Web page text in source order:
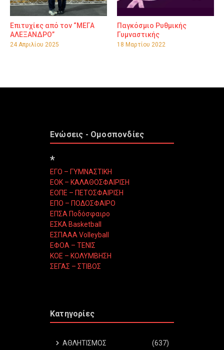
Επιτυχίες από τον “ΜΕΓΑ
ΑΛΕΞΑΝΔΡΟ”
24 Απριλίου 2025
Παγκόσμιο Ρυθμικής
Γυμναστικής
18 Μαρτίου 2022
Ενώσεις - Ομοσπονδίες
*
ΕΓΟ – ΓΥΜΝΑΣΤΙΚΗ
ΕΟΚ – ΚΑΛΑΘΟΣΦΑΙΡΙΣΗ
ΕΟΠΕ – ΠΕΤΟΣΦΑΙΡΙΣΗ
ΕΠΟ – ΠΟΔΟΣΦΑΙΡΟ
ΕΠΣΑ Ποδόσφαιρο
ΕΣΚΑ Basketball
ΕΣΠΑΑΑ Volleyball
ΕΦΟΑ – ΤΕΝΙΣ
ΚΟΕ – ΚΟΛΥΜΒΗΣΗ
ΣΕΓΑΣ – ΣΤΙΒΟΣ
Κατηγορίες
ΑΘΛΗΤΙΣΜΟΣ (637)